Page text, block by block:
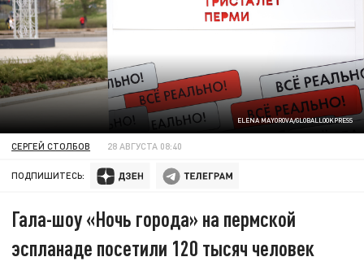
ELENA MAYOROVA/GLOBALLOOKPRESS
СЕРГЕЙ СТОЛБОВ 28 АВГУСТА 08:40
ПОДПИШИТЕСЬ:
Гала-шоу «Ночь города» на пермской
эспланаде посетили 120 тысяч человек